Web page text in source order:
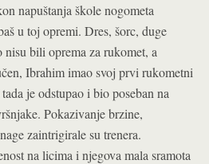
napuštanja škole nogometa
u toj opremi. Dres, šorc, duge
bili oprema za rukomet, a
Ibrahim imao svoj prvi rukometni
je odstupao i bio poseban na
Pokazivanje brzine,
zaintrigirale su trenera.
na licima i njegova mala sramota